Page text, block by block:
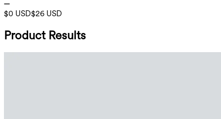
$0 USD$26 USD
Product Results